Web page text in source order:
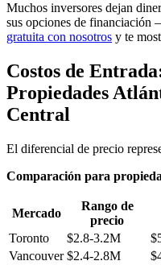
Muchos inversores dejan
sus opciones de financiación
gratuita con nosotros y te
Costos de
Propiedades
Central
El diferencial de precio
Comparación para
Mercado
Rango de
precio
Toronto
$2.8-3.2M
Vancouver $2.4-2.8M